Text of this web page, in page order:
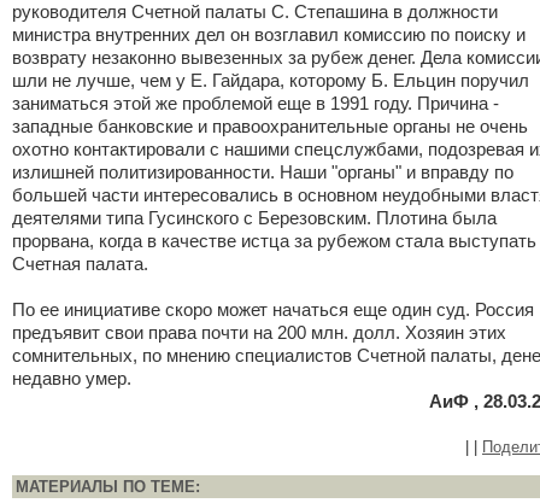
руководителя Счетной палаты С. Степашина в должности
министра внутренних дел он возглавил комиссию по поиску и
возврату незаконно вывезенных за рубеж денег. Дела
шли не лучше, чем у Е. Гайдара, которому Б. Ельцин поручил
заниматься этой же проблемой еще в 1991 году. Причина -
западные банковские и правоохранительные органы не очень
охотно контактировали с нашими спецслужбами, подозревая
излишней политизированности. Наши "органы" и вправду по
большей части интересовались в основном неудобными
деятелями типа Гусинского с Березовским. Плотина была
прорвана, когда в качестве истца за рубежом стала выступать
Счетная палата.
По ее инициативе скоро может начаться еще один суд. Россия
предъявит свои права почти на 200 млн. долл. Хозяин этих
сомнительных, по мнению специалистов Счетной палаты,
недавно умер.
АиФ ,
МАТЕРИАЛЫ ПО ТЕМЕ: